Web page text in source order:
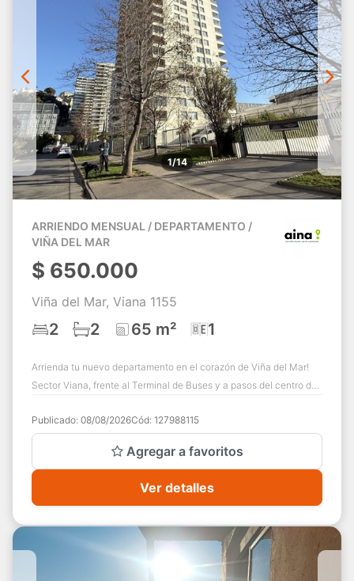
1/14
ARRIENDO MENSUAL / DEPARTAMENTO /
VIÑA DEL MAR
$ 650.000
Viña del Mar, Viana 1155
2 2 65 m² 1
Arrienda tu nuevo departamento en el corazón de Viña del Mar!
Sector Viana, frente al Terminal de Buses y a pasos del centro de
Publicado: 08/08/2026Cód: 127988115
Agregar a favoritos
Ver detalles